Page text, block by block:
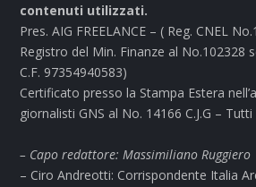
contenuti utilizzati.
Pres. AIG FREELANCE – ( Reg. CNEL
Registro del Min. Finanze al No.102328
C.F. 97354940583)
Certificato presso la Stampa Estera
giornalisti GNS al No. 14166 C.J.G –
– Capo redattore: Massimiliano Ruggiero
– Ciro Andreotti: Corrispondente Italia